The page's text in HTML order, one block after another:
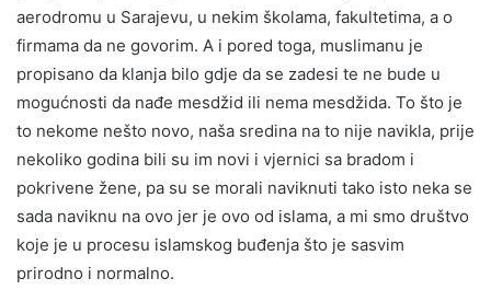
aerodromu u Sarajevu, u nekim školama, fakultetima, a o
firmama da ne govorim. A i pored toga, muslimanu je
propisano da klanja bilo gdje da se zadesi te ne bude u
mogućnosti da nađe mesdžid ili nema mesdžida. To što je
to nekome nešto novo, naša sredina na to nije navikla, prije
nekoliko godina bili su im novi i vjernici sa bradom i
pokrivene žene, pa su se morali naviknuti tako isto neka se
sada naviknu na ovo jer je ovo od islama, a mi smo društvo
koje je u procesu islamskog buđenja što je sasvim
prirodno i normalno.